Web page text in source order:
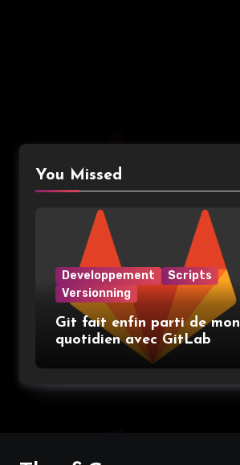
You Missed
Developpement
Scripts
Versionning
Git fait enfin parti de mon
quotidien avec GitLab